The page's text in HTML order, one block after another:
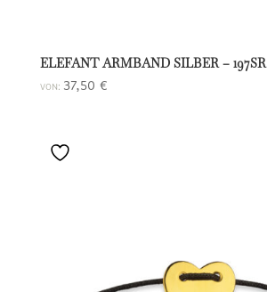
ELEFANT ARMBAND SILBER – 197SR
VON: 37,50 €